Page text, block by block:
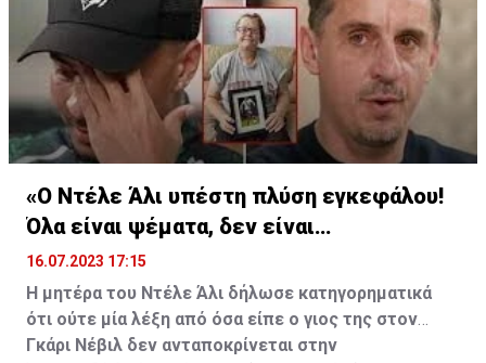
«Ο Ντέλε Άλι υπέστη πλύση εγκεφάλου!
Όλα είναι ψέματα, δεν είναι
υιοθετημένος»
16.07.2023 17:15
Η μητέρα του Ντέλε Άλι δήλωσε κατηγορηματικά
ότι ούτε μία λέξη από όσα είπε ο γιος της στον
Γκάρι Νέβιλ δεν ανταποκρίνεται στην